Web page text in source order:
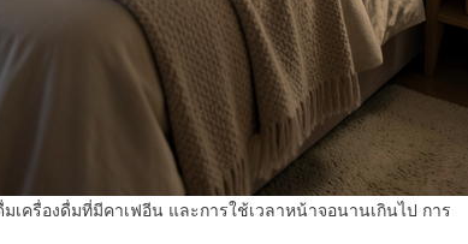
เครื่องดื่มที่มีคาเฟอีน และการใช้เวลาหน้าจอนานเกินไป การ